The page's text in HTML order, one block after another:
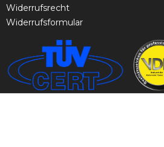
Widerrufsrecht
Widerrufsformular